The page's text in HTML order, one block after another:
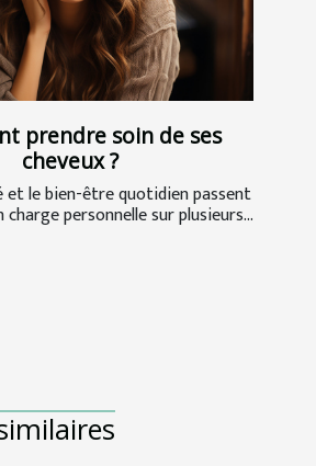
prendre soin de ses
cheveux ?
et le bien-être quotidien passent
personnelle sur plusieurs...